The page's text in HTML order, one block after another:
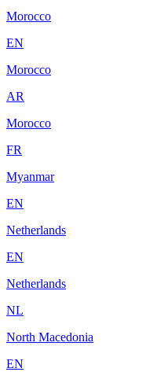
Morocco
EN
Morocco
AR
Morocco
FR
Myanmar
EN
Netherlands
EN
Netherlands
NL
North Macedonia
EN